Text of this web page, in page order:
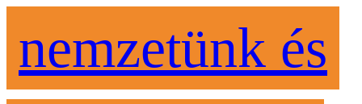
nemzetünk és